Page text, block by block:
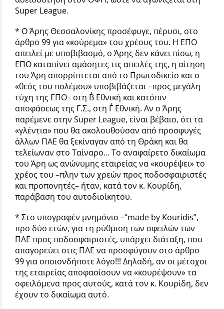
Super League.
* Ο Άρης Θεσσαλονίκης προσέφυγε, πέρυσι, στο
άρθρο 99 για «κούρεμα» του χρέους του. Η ΕΠΟ
απειλεί με υποβιβασμό, ο Άρης δεν κάνει πίσω, η
ΕΠΟ καταπίνει αμάσητες τις απειλές της, η αίτηση
του Άρη απορρίπτεται από το Πρωτοδικείο και ο
«θεός του πολέμου» υποβιβάζεται –προς μεγάλη
τύχη της ΕΠΟ– στη Β΄ Εθνική και κατόπιν
αποφάσεως της Γ.Σ., στη Γ΄ Εθνική. Αν ο Άρης
παρέμενε στην Super League, είναι βέβαιο, ότι τα
«γλέντια» που θα ακολουθούσαν από προσφυγές
άλλων ΠΑΕ θα ξεκίναγαν από τη Θράκη και θα
τελείωναν στο Ταίναρο… Το αναφαίρετο δικαίωμα
του Άρη ως ανώνυμης εταιρείας να «κουρέψει» το
χρέος του –πλην των χρεών προς ποδοσφαιριστές
και προπονητές– ήταν, κατά τον κ. Κουρίδη,
παράβαση του αυτοδιοίκητου.
* Στο υπογραφέν μνημόνιο –“made by Kouridis”,
προ δύο ετών, για τη ρύθμιση των οφειλών των
ΠΑΕ προς ποδοσφαιριστές, υπάρχει διάταξη, που
απαγορεύει στις ΠΑΕ να προσφύγουν στο άρθρο
99 για οποιονδήποτε λόγο!!! Δηλαδή, αν οι μέτοχοι
της εταιρείας αποφασίσουν να «κουρέψουν» τα
οφειλόμενα προς αυτούς, κατά τον κ. Κουρίδη, δεν
έχουν το δικαίωμα αυτό.